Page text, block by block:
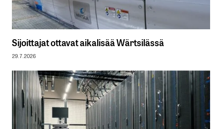
Sijoittajat ottavat aikalisää Wärtsilässä
29.7.2026